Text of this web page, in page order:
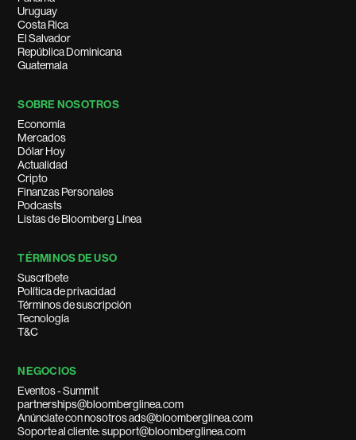
Uruguay
Costa Rica
El Salvador
República Dominicana
Guatemala
SOBRE NOSOTROS
Economía
Mercados
Dólar Hoy
Actualidad
Cripto
Finanzas Personales
Podcasts
Listas de Bloomberg Línea
TÉRMINOS DE USO
Suscríbete
Política de privacidad
Términos de suscripción
Tecnología
T&C
NEGOCIOS
Eventos - Summit
partnerships@bloomberglinea.com
Anúnciate con nosotros ads@bloomberglinea.com
Soporte al cliente: support@bloomberglinea.com